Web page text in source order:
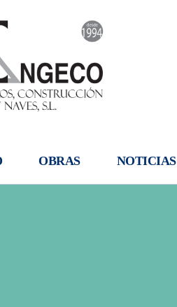
OBRAS NOTICIAS